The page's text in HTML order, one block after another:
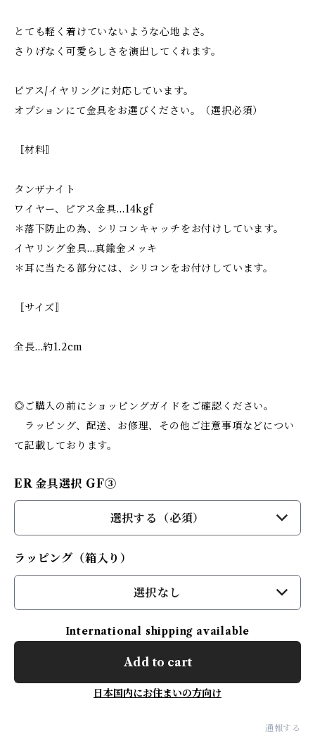
とても軽く着けていないような心地よさ。
さりげなく可愛らしさを演出してくれます。
ピアス/イヤリングに対応しています。
オプションにて金具をお選びください。（選択必須）
〚材料〛
タンザナイト
ワイヤー、ピアス金具…14kgf
＊落下防止の為、シリコンキャッチをお付けしています。
イヤリング金具…真鍮金メッキ
＊耳に当たる部分には、シリコンをお付けしています。
〚サイズ〛
全長…約1.2cm
◎ご購入の前にショッピングガイドをご確認ください。
ラッピング、配送、お修理、その他ご注意事項などについ
て記載しております。
ER 金具選択 GF③
選択する（必須）
ラッピング（箱入り）
選択なし
International shipping available
Add to cart
日本国内にお住まいの方向け
通報する